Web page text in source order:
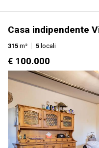
Casa indipendente
315 m² 5 locali
€ 100.000